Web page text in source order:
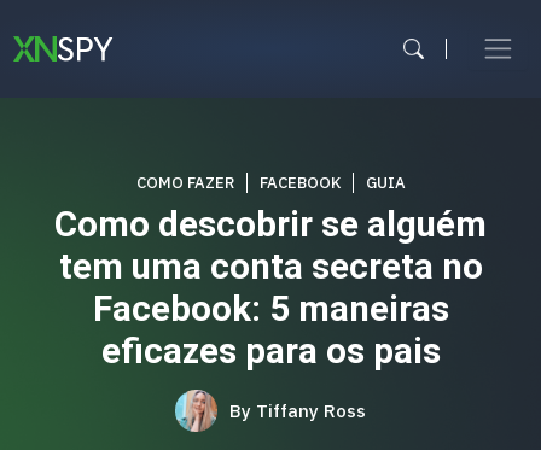
to
content
COMO FAZER FACEBOOK GUIA
Como descobrir se alguém
tem uma conta secreta no
Facebook: 5 maneiras
eficazes para os pais
By Tiffany Ross